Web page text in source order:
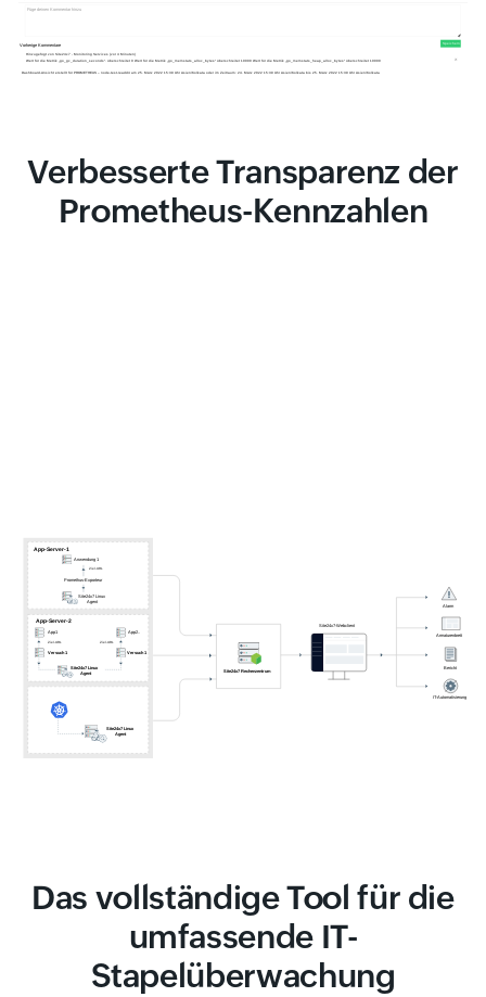
Verbesserte Transparenz der
Prometheus-Kennzahlen
Das vollständige Tool für die
umfassende IT-
Stapelüberwachung